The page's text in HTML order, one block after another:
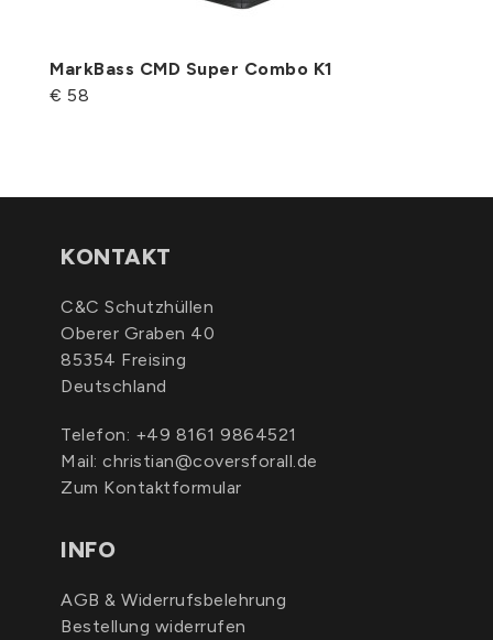
MarkBass CMD Super Combo K1
€ 58
KONTAKT
C&C Schutzhüllen
Oberer Graben 40
85354 Freising
Deutschland
Telefon: +49 8161 9864521
Mail: christian@coversforall.de
Zum Kontaktformular
INFO
AGB & Widerrufsbelehrung
Bestellung widerrufen